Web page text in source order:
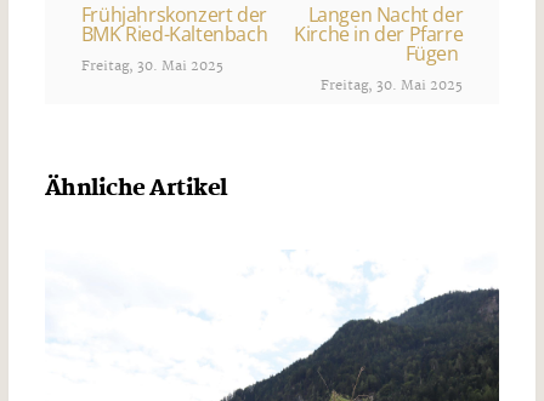
Frühjahrskonzert der
BMK Ried-Kaltenbach
Freitag, 30. Mai 2025
Langen Nacht der
Kirche in der Pfarre
Fügen
Freitag, 30. Mai 2025
Ähnliche Artikel